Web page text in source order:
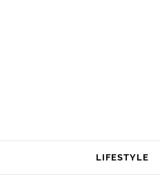
LIFESTYLE